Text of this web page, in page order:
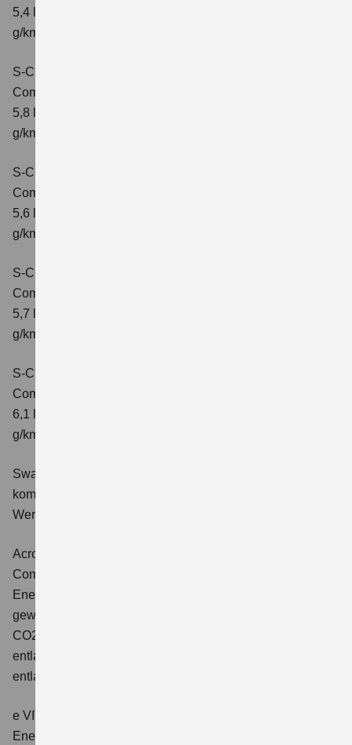
5,4 l/100 km; kombinierter Wert der CO2-Emission: 121
g/km; CO2-Klasse: D
S-Cross 1.4 BOOSTERJET HYBRID AT
Comfort
5,8 l/100 km; kombinierter Wert der CO2-Emission: 132
g/km; CO2-Klasse: D
S-Cross 1.4 BOOSTERJET HYBRID ALLGRIP
Comfort
5,6 l/100 km; kombinierter Wert der CO2-Emission: 131
g/km; CO2-Klasse: D
S-Cross 1.4 BOOSTERJET HYBRID ALLGRIP
Comfort+
5,7 l/100 km; kombinierter Wert der CO2-Emission: 131
g/km; CO2-Klasse: D
S-Cross 1.4 BOOSTERJET HYBRID ALLGRIP AT
Comfort+
6,1 l/100 km; kombinierter Wert der CO2-Emission: 141
g/km; CO2-Klasse: E
Swace 1.8 HYBRID CVT Comfort+
kombinierter Energieverbrauch 4,5 l/100km; kombinierter
Wert der CO2-Emission: 102 g/km; CO2-Klasse: C.
Across 2.5 PLUG-IN HYBRID CVT
Comfort+
Energieverbrauch: 17,1kWh/100km plus 1,0 l/100 km;
gewichtet kombinierter Wert der CO2-Emission: 22 g/km;
CO2-Klasse: B; kombinierter Kraftstoffverbrauch bei
entladener Batterie: 6,6 l/100km; CO2-Klasse (bei
entladener Batterie): E.
e VITARA eAxle Club (49 kWh-Batterie)
Energieverbrauch kombiniert: 14,9 kWh/100km; CO₂-